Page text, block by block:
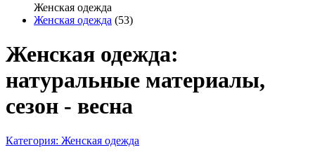
Женская одежда
Женская одежда (53)
Женская одежда:
натуральные материалы,
сезон - весна
Категория: Женская одежда